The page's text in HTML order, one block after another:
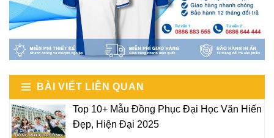
BÀI VIẾT LIÊN QUAN
Top 10+ Mẫu Đồng Phục Đại Học Văn Hiến
Đẹp, Hiện Đại 2025